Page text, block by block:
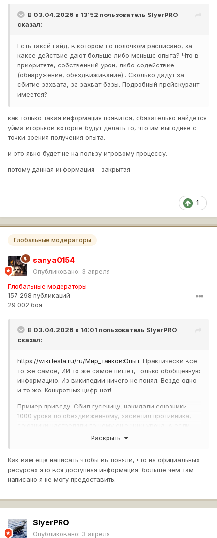
В 03.04.2026 в 13:52 пользователь SlyerPRO
сказал:
Есть такой гайд, в котором по полочком расписано, за
какое действие дают больше либо меньше опыта? Что в
приоритете, собственный урон, либо содействие
(обнаружение, обездвиживание) . Сколько дадут за
сбитие захвата, за захват базы. Подробный прейскурант
имеется?
как только такая информация появится, обязательно найдётся
уйма игорьков которые будут делать то, что им выгоднее с
точки зрения получения опыта.
и это явно будет не на пользу игровому процессу.
потому данная информация - закрытая
1
Глобальные модераторы
sanya0154
Опубликовано: 3 апреля
Глобальные модераторы
157 298 публикаций
29 002 боя
В 03.04.2026 в 14:01 пользователь SlyerPRO
сказал:
https://wiki.lesta.ru/ru/Мир_танков:Опыт. Практически все
то же самое, ИИ то же самое пишет, только обобщенную
информацию. Из википедии ничего не понял. Везде одно
и то же. Конкретных цифр нет!
Пример приведу. Сбил гусеницу, накидали союзники
1000 урона по обездвиженному, засветил противника,
эти действия одновременно происходят, опыт будет
своему засвету, а через минуту еще одного убил, но по
чужому. Вот как там коррелируется опыт, в зависимости
от ситуации? А вот эти все общие аспекты, за что
циферками и разбором всех ситуаций в бою. Я понимаю,
задушнил здесь, но это интересно узнать и наверняка не
Раскрыть
Как вам ещё написать чтобы вы поняли, что на официальных
ресурсах это вся доступная информация, больше чем там
написано я не могу предоставить.
SlyerPRO
Опубликовано: 3 апреля